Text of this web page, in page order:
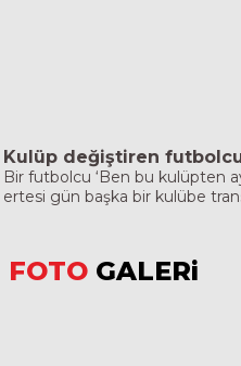
Kulüp değiştiren
Bir futbolcu ‘Ben bu kulüpten
ertesi gün başka bir kulübe
FOTO GALERi